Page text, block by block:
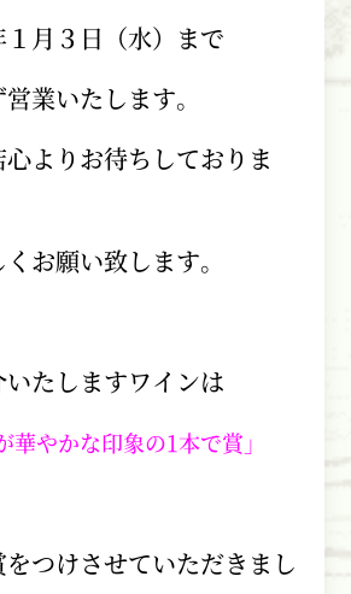
月３日（水）まで
業いたします。
よりお待ちしておりま
お願い致します。
たしますワインは
華やかな印象の1本で賞」
つけさせていただきまし